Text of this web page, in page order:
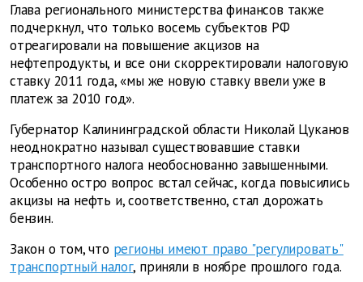
Глава регионального министерства финансов также
подчеркнул, что только восемь субъектов РФ
отреагировали на повышение акцизов на
нефтепродукты, и все они скорректировали налоговую
ставку 2011 года, «мы же новую ставку ввели уже в
платеж за 2010 год».
Губернатор Калининградской области Николай Цуканов
неоднократно называл существовавшие ставки
транспортного налога необоснованно завышенными.
Особенно остро вопрос встал сейчас, когда повысились
акцизы на нефть и, соответственно, стал дорожать
бензин.
Закон о том, что регионы имеют право "регулировать"
транспортный налог, приняли в ноябре прошлого года.